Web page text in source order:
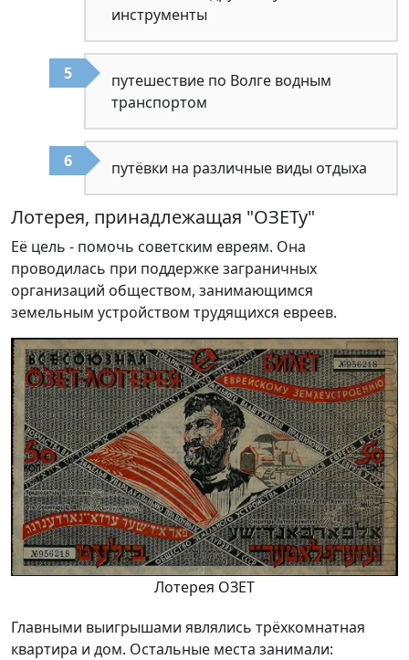
инструменты
путешествие по Волге водным
транспортом
путёвки на различные виды отдыха
Лотерея, принадлежащая "ОЗЕТу"
Её цель - помочь советским евреям. Она
проводилась при поддержке заграничных
организаций обществом, занимающимся
земельным устройством трудящихся евреев.
Лотерея ОЗЕТ
Главными выигрышами являлись трёхкомнатная
квартира и дом. Остальные места занимали: